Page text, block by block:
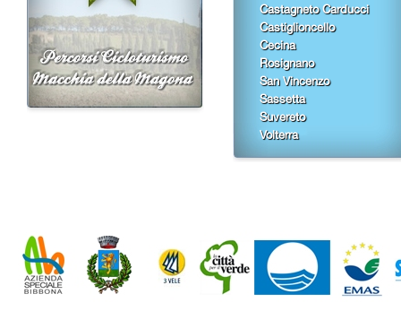
Castagneto Carducci
Castiglioncello
Cecina
Rosignano
San Vincenzo
Sassetta
Suvereto
Volterra